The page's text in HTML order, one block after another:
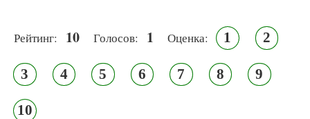
Рейтинг: 10 Голосов: 1 Оценка: 1 2
3 4 5 6 7 8 9
10